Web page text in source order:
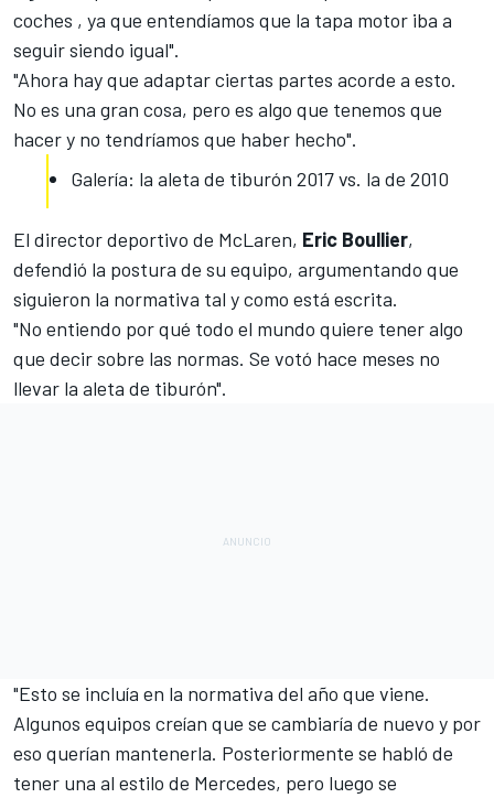
coches , ya que entendíamos que la tapa motor iba a
seguir siendo igual".
"Ahora hay que adaptar ciertas partes acorde a esto.
No es una gran cosa, pero es algo que tenemos que
hacer y no tendríamos que haber hecho".
Galería: la aleta de tiburón 2017 vs. la de 2010
El director deportivo de McLaren, Eric Boullier,
defendió la postura de su equipo, argumentando que
siguieron la normativa tal y como está escrita.
"No entiendo por qué todo el mundo quiere tener algo
que decir sobre las normas. Se votó hace meses no
llevar la aleta de tiburón".
"Esto se incluía en la normativa del año que viene.
Algunos equipos creían que se cambiaría de nuevo y por
eso querían mantenerla. Posteriormente se habló de
tener una al estilo de Mercedes, pero luego se